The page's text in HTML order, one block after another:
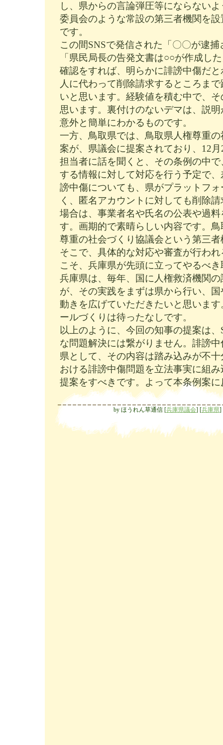
し、県からの言論弾圧等にならない
委員会のような常設の第三者機関を
です。
この間SNSで発信された「〇〇が逮
「県民局長の告発文書は○○が作成し
確認をすれば、明らかに誹謗中傷だ
人に代わって削除請求するところま
いと思います。経験値を積む中で、
思います。裏付けのないデマは、説
意外と簡単にわかるものです。
一方、鳥取県では、鳥取県人権尊重
案が、県議会に提案されており、12
担当者に話を聞くと、その条例の中
する情報に対して対応を行う予定で
謗中傷についても、県がプラットフ
く、匿名アカウントに対しても削除
場合は、事業者名や氏名の公表や過
す。画期的で素晴らしい内容です。
尊重の社会づくり協議会という第三
そこで、具体的な対応や審査が行わ
こそ、兵庫県が先頭に立ってやるべ
兵庫県は、毎年、国に人権救済機関
が、その実践をまずは県から行い、
動きを広げていただきたいと思いま
ールづくりは待ったなしです。
以上のように、今回の知事の提案は
な問題解決には繋がりません。誹謗
県として、その内容は踏み込みが不
おける誹謗中傷問題を立法事実に組
提案をすべきです。よって本条例案
by ほうれん草通信 [兵庫県議会] [兵庫県]